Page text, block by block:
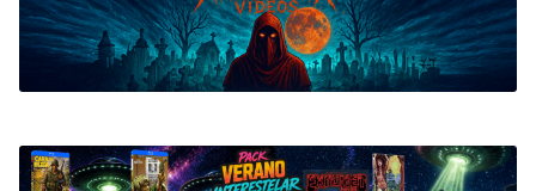
Bluray
Clasificada S
artwork